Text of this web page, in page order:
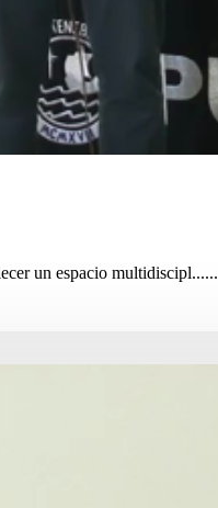
un espacio multidiscipl......